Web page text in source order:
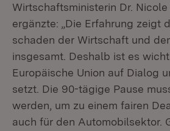
Wirtschaftsministerin Dr.
ergänzte: „Die Erfahrung zeigt
schaden der Wirtschaft und
insgesamt. Deshalb ist es
Europäische Union auf Dialog
setzt. Die 90-tägige Pause
werden, um zu einem fairen
auch für den Automobilsektor.